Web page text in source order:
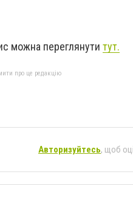
можна переглянути тут.
про це редакцію
Авторизуйтесь, щоб